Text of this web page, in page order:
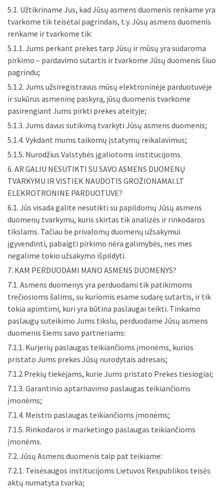
5.1. Užtikriname Jus, kad Jūsų asmens duomenis renkame yra
tvarkome tik teisėtai pagrindais, t.y. Jūsų asmens duomenis
renkame ir tvarkome tik:
5.1.1. Jums perkant prekes tarp Jūsų ir mūsų yra sudaroma
pirkimo – pardavimo sutartis ir tvarkome Jūsų duomenis šiuo
pagrindu;
5.1.2. Jums užsiregistravus mūsų elektroninėje parduotuvėje
ir sukūrus asmeninę paskyrą, jūsų duomenis tvarkome
pasirengiant Jums pirkti prekes ateityje;
5.1.3. Jums davus sutikimą tvarkyti Jūsų asmens duomenis;
5.1.4. Vykdant mums taikomų įstatymų reikalavimus;
5.1.5. Nurodžius Valstybės įgaliotoms institucijoms.
6. AR GALIU NESUTIKTI SU SAVO ASMENS DUOMENŲ
TVARKYMU IR VISTIEK NAUDOTIS GROŽIONAMAI.LT
ELEKROTRONINE PARDUOTUVE?
6.1. Jūs visada galite nesutikti su papildomų Jūsų asmens
duomenų tvarkymu, kuris skirtas tik analizės ir rinkodaros
tikslams. Tačiau be privalomų duomenų užsakymui
įgyvendinti, pabaigti pirkimo nėra galimybės, nes mes
negalime tokio užsakymo išpildyti.
7. KAM PERDUODAMI MANO ASMENS DUOMENYS?
7.1. Asmens duomenys yra perduodami tik patikimoms
trečiosioms šalims, su kuriomis esame sudarę sutartis, ir tik
tokia apimtimi, kuri yra būtina paslaugai teikti. Tinkamo
paslaugų suteikimo Jums tikslu, perduodame Jūsų asmens
duomenis šiems savo partneriams:
7.1.1. Kurjerių paslaugas teikiančioms įmonėms, kurios
pristato Jums prekes Jūsų nurodytais adresais;
7.1.2 Prekių tiekėjams, kurie Jums pristato Prekes tiesiogiai;
7.1.3. Garantinio aptarnavimo paslaugas teikiančioms
įmonėms;
7.1.4. Meistro paslaugas teikiančioms įmonėms;
7.1.5. Rinkodaros ir marketingo paslaugas teikiančioms
įmonėms.
7.2. Jūsų Asmens duomenis taip pat teikiame:
7.2.1. Teisėsaugos institucijoms Lietuvos Respublikos teisės
aktų numatyta tvarka;